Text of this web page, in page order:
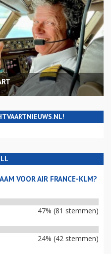
VOOR AIR FRANCE-KLM?
47% (81 stemmen)
24% (42 stemmen)